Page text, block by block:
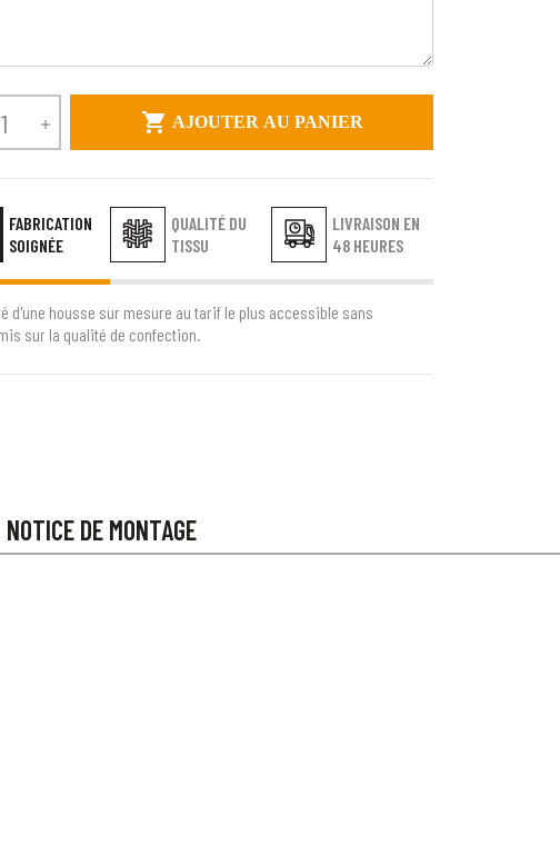
  AJOUTER AU PANIER
FABRICATION
SOIGNÉE
QUALITÉ DU
TISSU
LIVRAISON EN
48 HEURES
d'une housse sur mesure au tarif le plus accessible sans
sur la qualité de confection.
NOTICE DE MONTAGE